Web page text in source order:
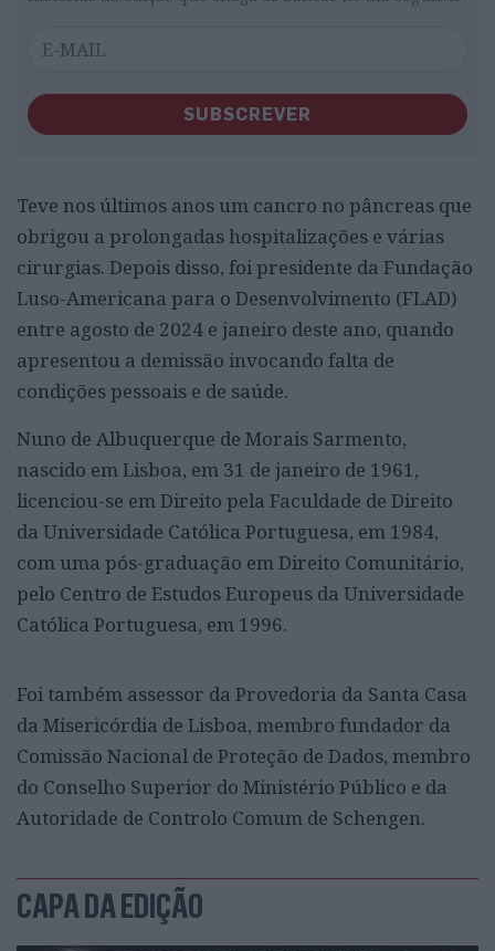
SUBSCREVER
Teve nos últimos anos um cancro no pâncreas que
obrigou a prolongadas hospitalizações e várias
cirurgias. Depois disso, foi presidente da Fundação
Luso-Americana para o Desenvolvimento (FLAD)
entre agosto de 2024 e janeiro deste ano, quando
apresentou a demissão invocando falta de
condições pessoais e de saúde.
Nuno de Albuquerque de Morais Sarmento,
nascido em Lisboa, em 31 de janeiro de 1961,
licenciou-se em Direito pela Faculdade de Direito
da Universidade Católica Portuguesa, em 1984,
com uma pós-graduação em Direito Comunitário,
pelo Centro de Estudos Europeus da Universidade
Católica Portuguesa, em 1996.
Foi também assessor da Provedoria da Santa Casa
da Misericórdia de Lisboa, membro fundador da
Comissão Nacional de Proteção de Dados, membro
do Conselho Superior do Ministério Público e da
Autoridade de Controlo Comum de Schengen.
CAPA DA EDIÇÃO